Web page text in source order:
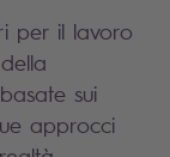
per il lavoro
sui
approcci